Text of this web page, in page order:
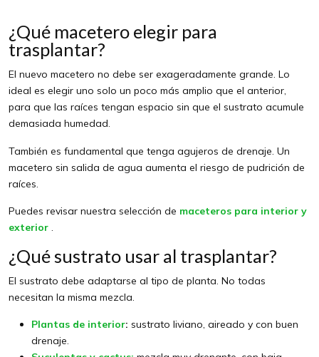
¿Qué macetero elegir para
trasplantar?
El nuevo macetero no debe ser exageradamente grande. Lo
ideal es elegir uno solo un poco más amplio que el anterior,
para que las raíces tengan espacio sin que el sustrato acumule
demasiada humedad.
También es fundamental que tenga agujeros de drenaje. Un
macetero sin salida de agua aumenta el riesgo de pudrición de
raíces.
Puedes revisar nuestra selección de maceteros para interior y
exterior .
¿Qué sustrato usar al trasplantar?
El sustrato debe adaptarse al tipo de planta. No todas
necesitan la misma mezcla.
Plantas de interior: sustrato liviano, aireado y con buen
drenaje.